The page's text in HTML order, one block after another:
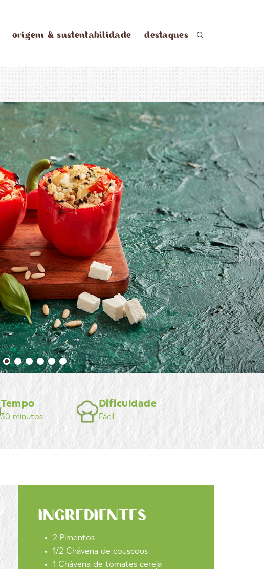
origem & sustentabilidade destaques
Tempo
30 minutos
Dificuldade
Fácil
INGREDIENTES
2 Pimentos
1/2 Chávena de couscous
1 Chávena de tomates cereja